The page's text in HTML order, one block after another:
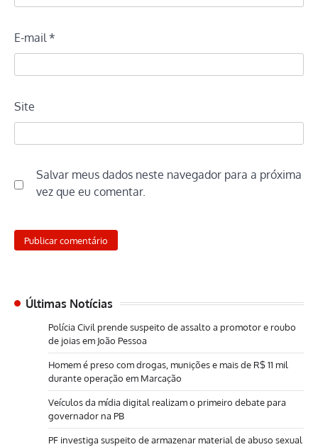
E-mail *
Site
Salvar meus dados neste navegador para a próxima
vez que eu comentar.
Últimas Notícias
Polícia Civil prende suspeito de assalto a promotor e roubo
de joias em João Pessoa
Homem é preso com drogas, munições e mais de R$ 11 mil
durante operação em Marcação
Veículos da mídia digital realizam o primeiro debate para
governador na PB
PF investiga suspeito de armazenar material de abuso sexual